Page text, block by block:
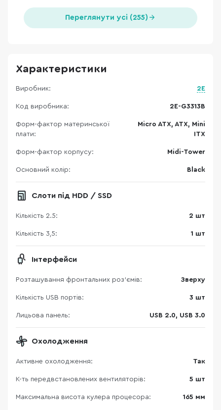
Переглянути усі (255)
Характеристики
Виробник: 2E
Код виробника: 2E-G3313B
Форм-фактор материнської
плати:
Micro ATX, ATX, Mini
ITX
Форм-фактор корпусу: Midi-Tower
Основний колір: Black
Слоти під HDD / SSD
Кількість 2.5: 2 шт
Кількість 3,5: 1 шт
Інтерфейси
Розташування фронтальних роз'ємів: Зверху
Кількість USB портів: 3 шт
Лицьова панель: USB 2.0, USB 3.0
Охолодження
Активне охолодження: Так
К-ть передвстановлених вентиляторів: 5 шт
Максимальна висота кулера процесора: 165 мм